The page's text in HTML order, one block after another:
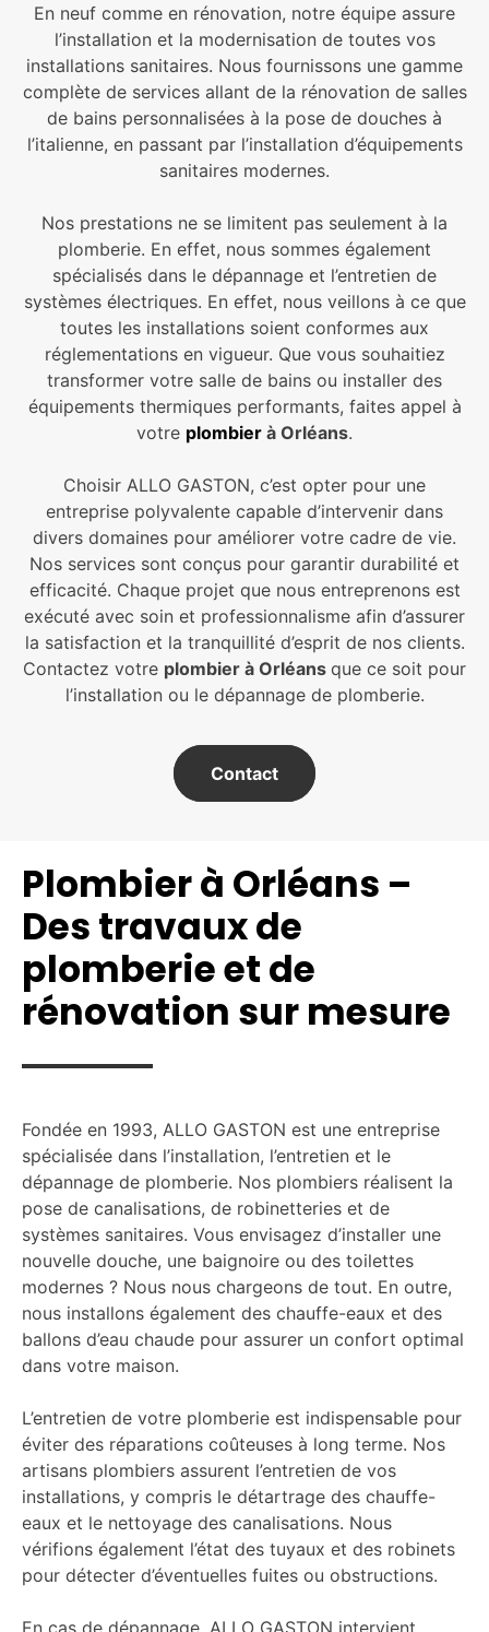
En neuf comme en rénovation, notre équipe assure
l’installation et la modernisation de toutes vos
installations sanitaires. Nous fournissons une gamme
complète de services allant de la rénovation de salles
de bains personnalisées à la pose de douches à
l’italienne, en passant par l’installation d’équipements
sanitaires modernes.
Nos prestations ne se limitent pas seulement à la
plomberie. En effet, nous sommes également
spécialisés dans le dépannage et l’entretien de
systèmes électriques. En effet, nous veillons à ce que
toutes les installations soient conformes aux
réglementations en vigueur. Que vous souhaitiez
transformer votre salle de bains ou installer des
équipements thermiques performants, faites appel à
votre plombier à Orléans.
Choisir ALLO GASTON, c’est opter pour une
entreprise polyvalente capable d’intervenir dans
divers domaines pour améliorer votre cadre de vie.
Nos services sont conçus pour garantir durabilité et
efficacité. Chaque projet que nous entreprenons est
exécuté avec soin et professionnalisme afin d’assurer
la satisfaction et la tranquillité d’esprit de nos clients.
Contactez votre plombier à Orléans que ce soit pour
l’installation ou le dépannage de plomberie.
Contact
Plombier à Orléans –
Des travaux de
plomberie et de
rénovation sur mesure
Fondée en 1993, ALLO GASTON est une entreprise
spécialisée dans l’installation, l’entretien et le
dépannage de plomberie. Nos plombiers réalisent la
pose de canalisations, de robinetteries et de
systèmes sanitaires. Vous envisagez d’installer une
nouvelle douche, une baignoire ou des toilettes
modernes ? Nous nous chargeons de tout. En outre,
nous installons également des chauffe-eaux et des
ballons d’eau chaude pour assurer un confort optimal
dans votre maison.
L’entretien de votre plomberie est indispensable pour
éviter des réparations coûteuses à long terme. Nos
artisans plombiers assurent l’entretien de vos
installations, y compris le détartrage des chauffe-
eaux et le nettoyage des canalisations. Nous
vérifions également l’état des tuyaux et des robinets
pour détecter d’éventuelles fuites ou obstructions.